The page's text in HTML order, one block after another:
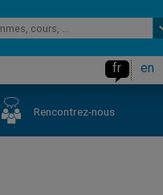
fr en
Rencontrez-nous